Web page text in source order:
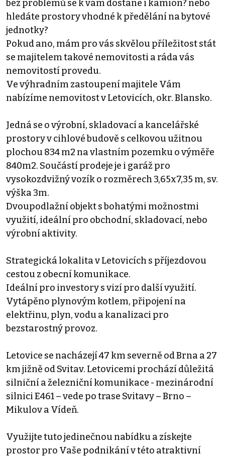
bez problémů se k vám dostane i kamion? nebo
hledáte prostory vhodné k předělání na bytové
jednotky?
Pokud ano, mám pro vás skvělou příležitost stát
se majitelem takové nemovitosti a ráda vás
nemovitostí provedu.
Ve výhradním zastoupení majitele Vám
nabízíme nemovitost v Letovicích, okr. Blansko.
Jedná se o výrobní, skladovací a kancelářské
prostory v cihlové budově s celkovou užitnou
plochou 834 m2 na vlastním pozemku o výměře
840m2. Součástí prodeje je i garáž pro
vysokozdvižný vozík o rozměrech 3,65x7,35 m, sv.
výška 3m.
Dvoupodlažní objekt s bohatými možnostmi
využití, ideální pro obchodní, skladovací, nebo
výrobní aktivity.
Strategická lokalita v Letovicích s příjezdovou
cestou z obecní komunikace.
Ideální pro investory s vizí pro další využití.
Vytápěno plynovým kotlem, připojení na
elektřinu, plyn, vodu a kanalizaci pro
bezstarostný provoz.
Letovice se nacházejí 47 km severně od Brna a 27
km jižně od Svitav. Letovicemi prochází důležitá
silniční a železniční komunikace - mezinárodní
silnici E461 – vede po trase Svitavy – Brno –
Mikulov a Vídeň.
Využijte tuto jedinečnou nabídku a získejte
prostor pro Vaše podnikání v této atraktivní